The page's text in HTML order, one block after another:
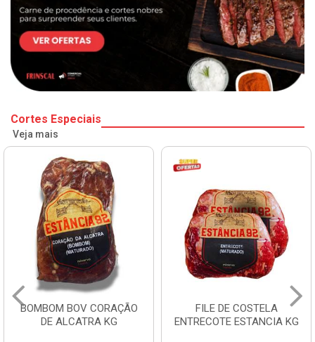
Cortes Especiais
Veja mais
BOMBOM BOV CORAÇÃO
DE ALCATRA KG
FILE DE COSTELA
ENTRECOTE ESTANCIA KG